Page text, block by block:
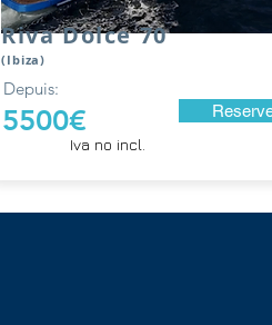
Riva Dolce 70
(Ibiza)
Depuis:
5500€
Iva no incl.